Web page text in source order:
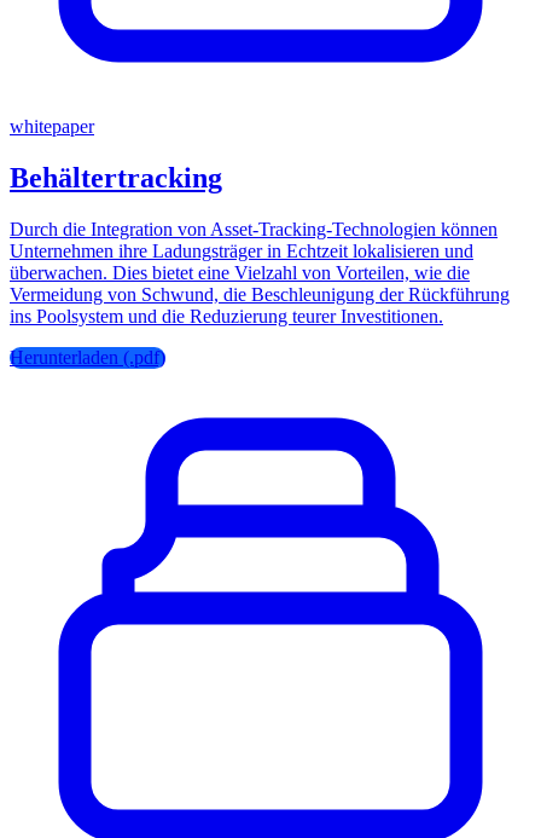
whitepaper
Behältertracking
Durch die Integration von Asset-Tracking-Technologien können
Unternehmen ihre Ladungsträger in Echtzeit lokalisieren und
überwachen. Dies bietet eine Vielzahl von Vorteilen, wie die
Vermeidung von Schwund, die Beschleunigung der Rückführung
ins Poolsystem und die Reduzierung teurer Investitionen.
Herunterladen (.pdf)